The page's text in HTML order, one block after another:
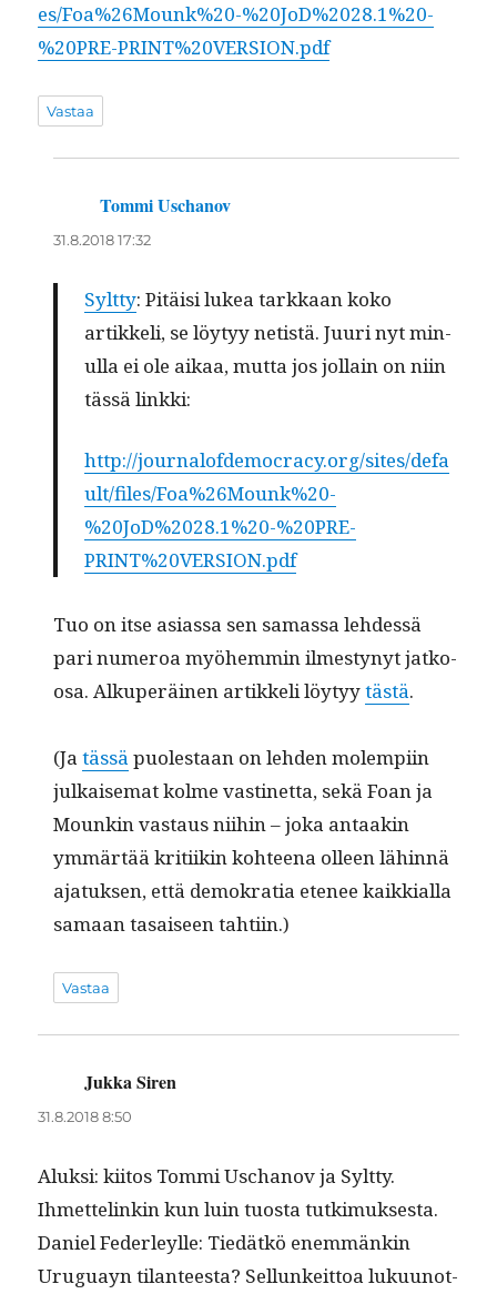
es/Foa%26Mounk%20-%20JoD%2028.1%20-
%20PRE-PRINT%20VERSION.pdf
Vastaa
Tommi Uschanov
31.8.2018 17:32
Sylt­ty: Pitäisi lukea tarkkaan koko
artikke­li, se löy­tyy netistä. Juuri nyt min­
ul­la ei ole aikaa, mut­ta jos jol­lain on niin
tässä linkki:
http://journalofdemocracy.org/sites/defa
ult/files/Foa%26Mounk%20-
%20JoD%2028.1%20-%20PRE-
PRINT%20VERSION.pdf
Tuo on itse asi­as­sa sen samas­sa lehdessä
pari numeroa myöhem­min ilmestynyt jatko-
osa. Alku­peräi­nen artikke­li löy­tyytästä.
(Jatässäpuolestaan on lehden molem­pi­in
julkaise­mat kolme vastinet­ta, sekä Foan ja
Mounkin vas­taus niihin – joka antaakin
ymmärtää kri­ti­ikin kohteena olleen lähin­nä
ajatuk­sen, että demokra­tia ete­nee kaikkial­la
samaan tasaiseen tahtiin.)
Vastaa
Jukka Siren
31.8.2018 8:50
Aluk­si: kiitos Tom­mi Uschanov ja Sylt­ty.
Ihmettelinkin kun luin tuos­ta tutkimuksesta.
Daniel Fed­er­leylle: Tiedätkö enem­mänkin
Uruguayn tilanteesta? Sel­l­unkeit­toa luku­unot­